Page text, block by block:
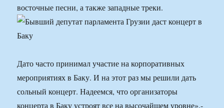
восточные песни, а также западные треки.
Дато часто принимал участие на корпоративных
мероприятиях в Баку. И на этот раз мы решили дать
сольный концерт. Надеемся, что организаторы
концерта в Баку устроят все на высочайшем уровне»,-